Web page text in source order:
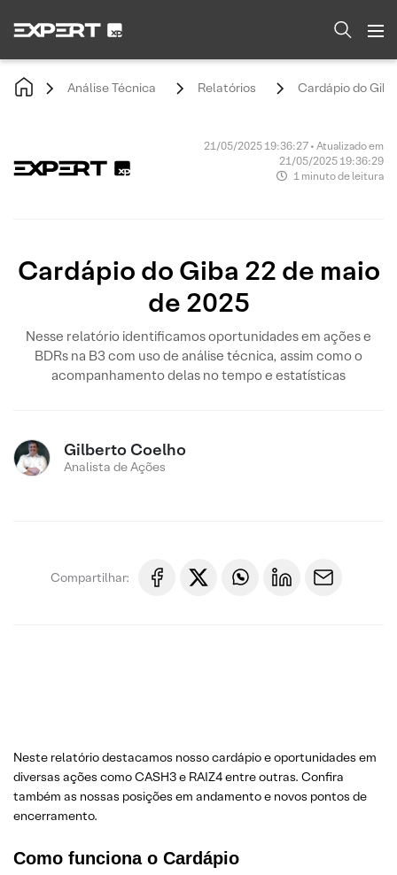
Análise Técnica Relatórios Cardápio do
21/05/2025 19:36:27 • Atualizado em
21/05/2025 19:36:29
1 minuto de leitura
Cardápio do Giba 22 de maio
de 2025
Nesse relatório identificamos oportunidades em ações e
BDRs na B3 com uso de análise técnica, assim como o
acompanhamento delas no tempo e estatísticas
Gilberto Coelho
Analista de Ações
Compartilhar:
Neste relatório destacamos nosso cardápio e oportunidades em
diversas ações como CASH3 e RAIZ4 entre outras. Confira
também as nossas posições em andamento e novos pontos de
encerramento.
Como funciona o Cardápio